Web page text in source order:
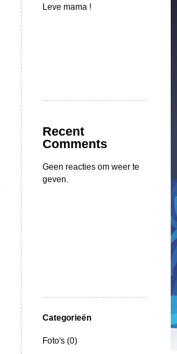
Leve mama !
Recent
Comments
Geen reacties om weer te
geven.
Categorieën
Foto's (0)